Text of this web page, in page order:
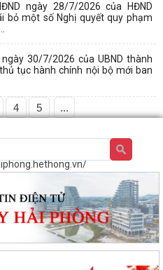
ngày 28/7/2026 của HĐND
bỏ một số Nghị quyết quy phạm
30/7/2026 của UBND thành
tục hành chính nội bộ mới ban
4 5 ...